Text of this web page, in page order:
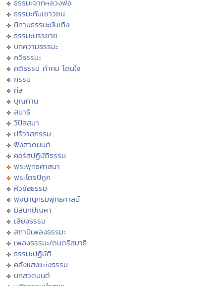
ธรรมะจากหลวงพ่อ
ธรรมะกับเยาวชน
นิทานธรรมะบันเทิง
ธรรมะบรรยาย
บทความธรรมะ
กวีธรรมะ
คติธรรม คำคม โดนใจ
กรรม
ศีล
บุญทาน
สมาธิ
วิปัสสนา
ปริวาสกรรม
ฟังสวดมนต์
คอร์สปฏิบัติธรรม
พระพุทธศาสนา
พระไตรปิฏก
หัวข้อธรรม
พจนานุกรมพุทธศาสน์
มิลินทปัญหา
เสียงธรรม
สถานีเพลงธรรมะ
เพลงธรรมะ/ดนตรีสมาธิ
ธรรมะปฏิบัติ
คลังแสงแห่งธรรม
บทสวดมนต์